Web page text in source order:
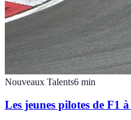
Nouveaux Talents6 min
Les jeunes pilotes de F1